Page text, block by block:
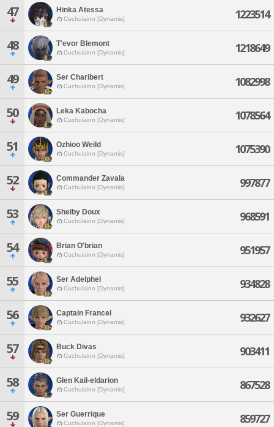
47 Hinka Atessa
Cuchulainn [Dynamis] 1223514
48 T'evor Blemont
Cuchulainn [Dynamis] 1218649
49 Ser Charibert
Cuchulainn [Dynamis] 1082998
50 Leka Kabocha
Cuchulainn [Dynamis] 1078564
51 Ozhioo Weild
Cuchulainn [Dynamis] 1075390
52 Commander Zavala
Cuchulainn [Dynamis] 997877
53 Shelby Doux
Cuchulainn [Dynamis] 968591
54 Brian O'brian
Cuchulainn [Dynamis] 951957
55 Ser Adelphel
Cuchulainn [Dynamis] 934828
56 Captain Francel
Cuchulainn [Dynamis] 932627
57 Buck Divas
Cuchulainn [Dynamis] 903411
58 Glen Kail-eldarion
Cuchulainn [Dynamis] 867528
59 Ser Guerrique
Cuchulainn [Dynamis] 859727